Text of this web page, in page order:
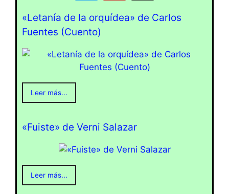
«Letanía de la orquídea» de Carlos
Fuentes (Cuento)
Leer más...
«Fuiste» de Verni Salazar
Leer más...